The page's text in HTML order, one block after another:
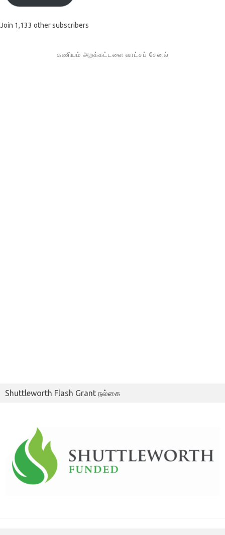
Join 1,133 other subscribers
கணியம் அறக்கட்டளை வாட்சப் சேனல்
Shuttleworth Flash Grant நல்கை